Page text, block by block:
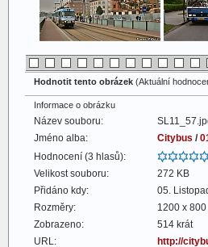
Hodnotit tento obrázek (Aktuální
Informace o obrázku
Název souboru:
Jméno alba:
Citybus /
Hodnocení (3 hlasů):
Velikost souboru:
272 KB
Přidáno kdy:
05.
Rozměry:
1200 x
Zobrazeno:
514 krát
URL:
http://